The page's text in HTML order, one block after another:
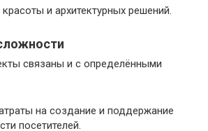
и архитектурных решений.
связаны и с определёнными
на создание и поддержание
посетителей.